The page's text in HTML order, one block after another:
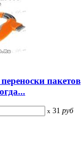
пакетов
x 31 руб